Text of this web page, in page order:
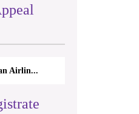
Airlin...